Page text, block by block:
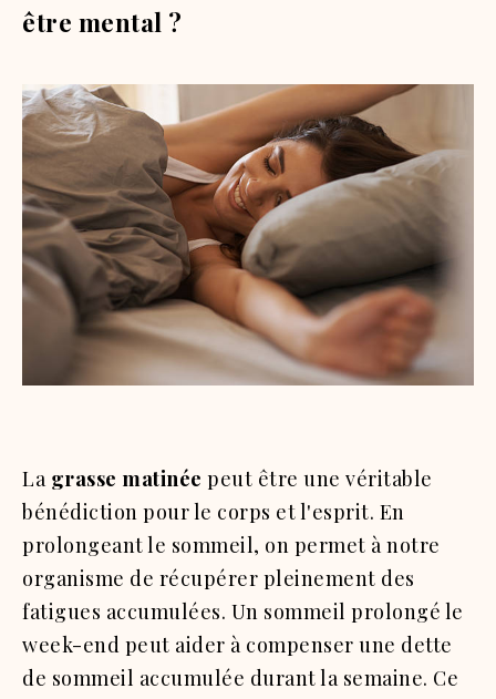
être mental ?
La grasse matinée peut être une véritable
bénédiction pour le corps et l'esprit. En
prolongeant le sommeil, on permet à notre
organisme de récupérer pleinement des
fatigues accumulées. Un sommeil prolongé le
week-end peut aider à compenser une dette
de sommeil accumulée durant la semaine. Ce